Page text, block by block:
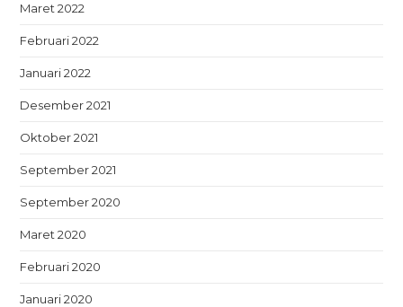
Maret 2022
Februari 2022
Januari 2022
Desember 2021
Oktober 2021
September 2021
September 2020
Maret 2020
Februari 2020
Januari 2020